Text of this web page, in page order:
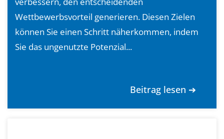
Wettbewerbsvorteil generieren. Diesen Zielen
können Sie einen Schritt näherkommen, indem
Sie das ungenutzte Potenzial...
Beitrag lesen ➔